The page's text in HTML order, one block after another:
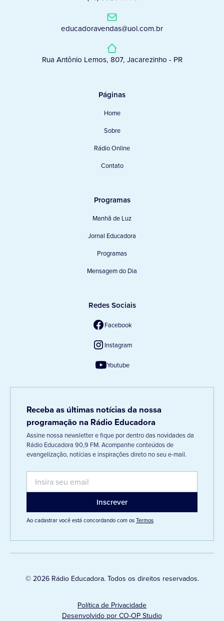
educadoravendas@uol.com.br
Rua Antônio Lemos, 807, Jacarezinho - PR
Páginas
Home
Sobre
Rádio Online
Contato
Programas
Manhã de Luz
Jornal Educadora
Programas
Mensagem do Dia
Redes Sociais
Facebook
Instagram
Youtube
Receba as últimas notícias da nossa
programação na Rádio Educadora
Assine nossa newsletter e fique por dentro das novidades da
Rádio Educadora 90,9 FM. Acompanhe conteúdos de
evangelização, notícias e inspirações direto no seu e-mail.
Ao cadastrar você está concordando com osTermos
© 2026 Rádio Educadora. Todos os direitos reservados.
Política de Privacidade
Desenvolvido por CO-OP Studio